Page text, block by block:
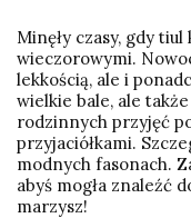
Minęły czasy, gdy
wieczorowymi.
lekkością, ale i
wielkie bale, ale
rodzinnych przyjęć
przyjaciółkami.
modnych fasonach.
abyś mogła znaleźć
marzysz!